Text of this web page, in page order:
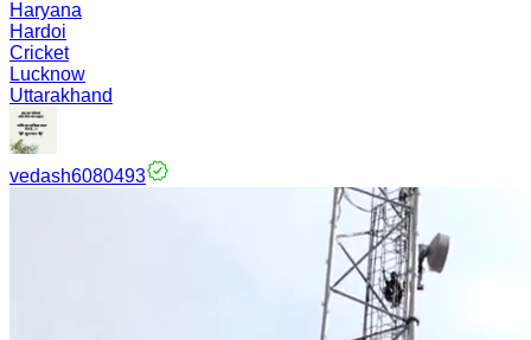
Haryana
Hardoi
Cricket
Lucknow
Uttarakhand
vedash6080493